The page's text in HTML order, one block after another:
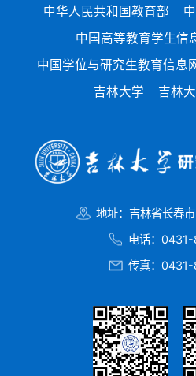
中华人民共和国教育部
中国高等教育学生信
中国学位与研究生教育信息
吉林大学
吉林
地址：吉林省长春
电话：
传真：